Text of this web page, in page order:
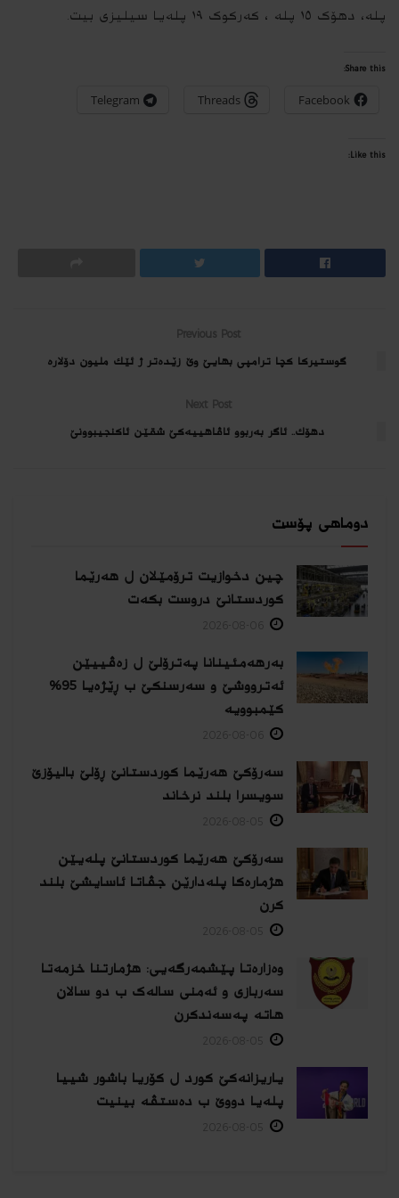
پلە، دھۆک ١٥ پلە ، کەرکوک ١٩ پلەیا سیلیزی بیت.
Share this:
Facebook
Threads
Telegram
Like this:
Previous Post
گوستیركا كچا ترا‌مپى بهایێ وێ زێده‌تر ژ ئێك ملیون دۆلاره‌
Next Post
دهۆك.. ئاگر بەربوو ئاڤاهییەکێ شقێن ئاکنجیبوونێ
دوماهی پۆست
چین دخوازیت ترۆمێلان ل هەرێما
كوردستانێ دروست بكەت
بەرهەمئینانا په‌ترۆلێ ل زه‌ڤییێن
ئەترووشێ و سەرسنكێ ب ڕێژەیا 95%
كێمبوویە
سەرۆکێ هەرێما کوردستانێ ڕۆلێ بالیۆزێ
سویسرا بلند نرخاند
سەرۆکێ هەرێما کوردستانێ پلەیێن
هژمارەكا پلەدارێن جڤاتا ئاسایشێ بلند
كرن
وەزارەتا پێشمەرگەیی: هژمارتنا خزمەتا
سەربازی و ئەمنی سالەک ب دو سالان
هاتە پەسەندكرن
یاریزانەكێ کورد ل کۆریا باشور شییا
پلەیا دووێ ب دەستڤە بینیت